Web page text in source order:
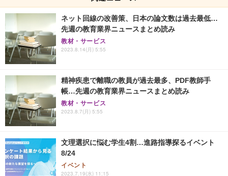
ネット回線の改善策、日本の論文数は過去最低…
先週の教育業界ニュースまとめ読み
教材・サービス
2023.8.14(月) 5:55
精神疾患で離職の教員が過去最多、PDF教師手
帳…先週の教育業界ニュースまとめ読み
教材・サービス
2023.8.7(月) 5:55
文理選択に悩む学生4割…進路指導探るイベント
8/24
イベント
2023.7.19(水) 11:15